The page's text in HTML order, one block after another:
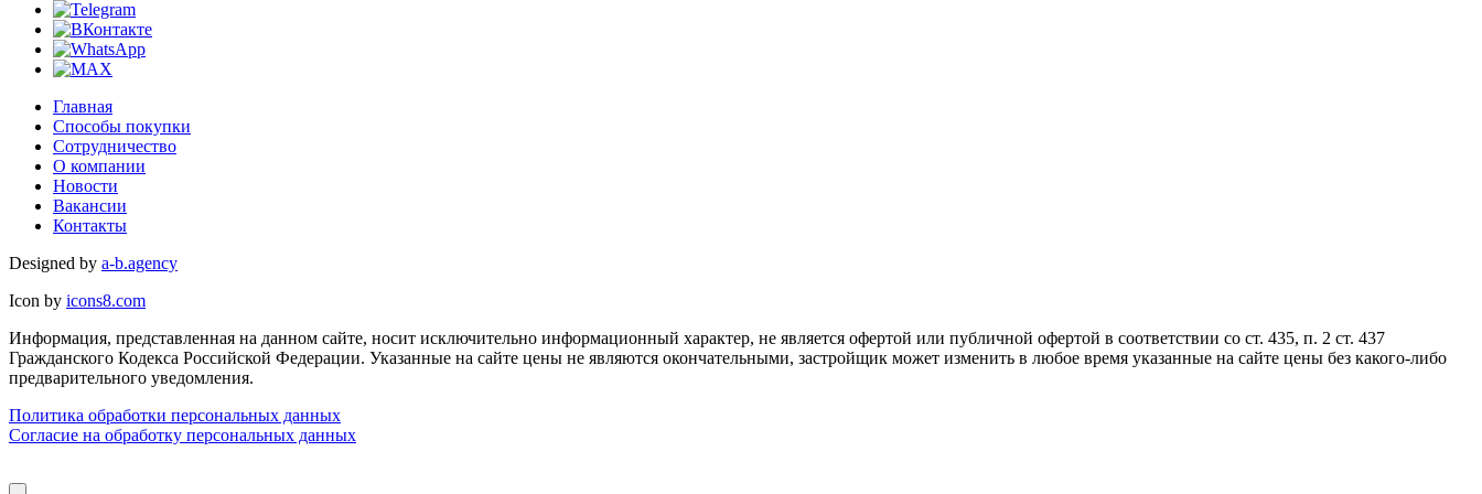
Главная
Способы покупки
Сотрудничество
О компании
Новости
Вакансии
Контакты
Designed by a-b.agency
Icon by icons8.com
Информация, представленная на данном сайте, носит исключительно информационный характер, не является офертой или публичной офертой в соответствии со ст. 435, п. 2 ст. 437
Гражданского Кодекса Российской Федерации. Указанные на сайте цены не являются окончательными, застройщик может изменить в любое время указанные на сайте цены без какого-либо
предварительного уведомления.
Политика обработки персональных данных
Согласие на обработку персональных данных